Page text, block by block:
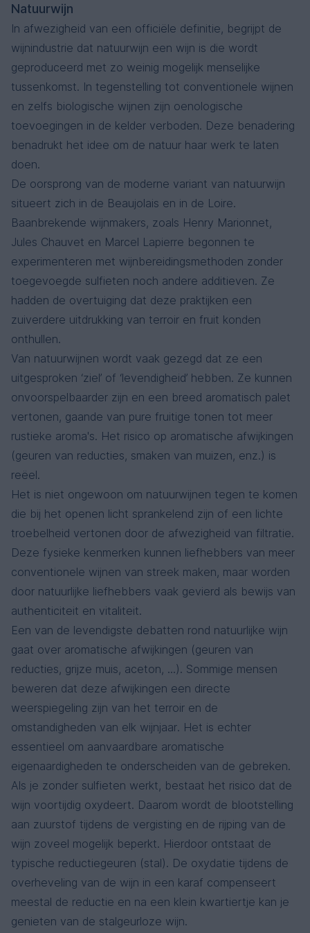
Natuurwijn
In afwezigheid van een officiële definitie, begrijpt de
wijnindustrie dat natuurwijn een wijn is die wordt
geproduceerd met zo weinig mogelijk menselijke
tussenkomst. In tegenstelling tot conventionele wijnen
en zelfs biologische wijnen zijn oenologische
toevoegingen in de kelder verboden. Deze benadering
benadrukt het idee om de natuur haar werk te laten
doen.
De oorsprong van de moderne variant van natuurwijn
situeert zich in de Beaujolais en in de Loire.
Baanbrekende wijnmakers, zoals Henry Marionnet,
Jules Chauvet en Marcel Lapierre begonnen te
experimenteren met wijnbereidingsmethoden zonder
toegevoegde sulfieten noch andere additieven. Ze
hadden de overtuiging dat deze praktijken een
zuiverdere uitdrukking van terroir en fruit konden
onthullen.
Van natuurwijnen wordt vaak gezegd dat ze een
uitgesproken ‘ziel’ of ‘levendigheid’ hebben. Ze kunnen
onvoorspelbaarder zijn en een breed aromatisch palet
vertonen, gaande van pure fruitige tonen tot meer
rustieke aroma's. Het risico op aromatische afwijkingen
(geuren van reducties, smaken van muizen, enz.) is
reëel.
Het is niet ongewoon om natuurwijnen tegen te komen
die bij het openen licht sprankelend zijn of een lichte
troebelheid vertonen door de afwezigheid van filtratie.
Deze fysieke kenmerken kunnen liefhebbers van meer
conventionele wijnen van streek maken, maar worden
door natuurlijke liefhebbers vaak gevierd als bewijs van
authenticiteit en vitaliteit.
Een van de levendigste debatten rond natuurlijke wijn
gaat over aromatische afwijkingen (geuren van
reducties, grijze muis, aceton, ...). Sommige mensen
beweren dat deze afwijkingen een directe
weerspiegeling zijn van het terroir en de
omstandigheden van elk wijnjaar. Het is echter
essentieel om aanvaardbare aromatische
eigenaardigheden te onderscheiden van de gebreken.
Als je zonder sulfieten werkt, bestaat het risico dat de
wijn voortijdig oxydeert. Daarom wordt de blootstelling
aan zuurstof tijdens de vergisting en de rijping van de
wijn zoveel mogelijk beperkt. Hierdoor ontstaat de
typische reductiegeuren (stal). De oxydatie tijdens de
overheveling van de wijn in een karaf compenseert
meestal de reductie en na een klein kwartiertje kan je
genieten van de stalgeurloze wijn.